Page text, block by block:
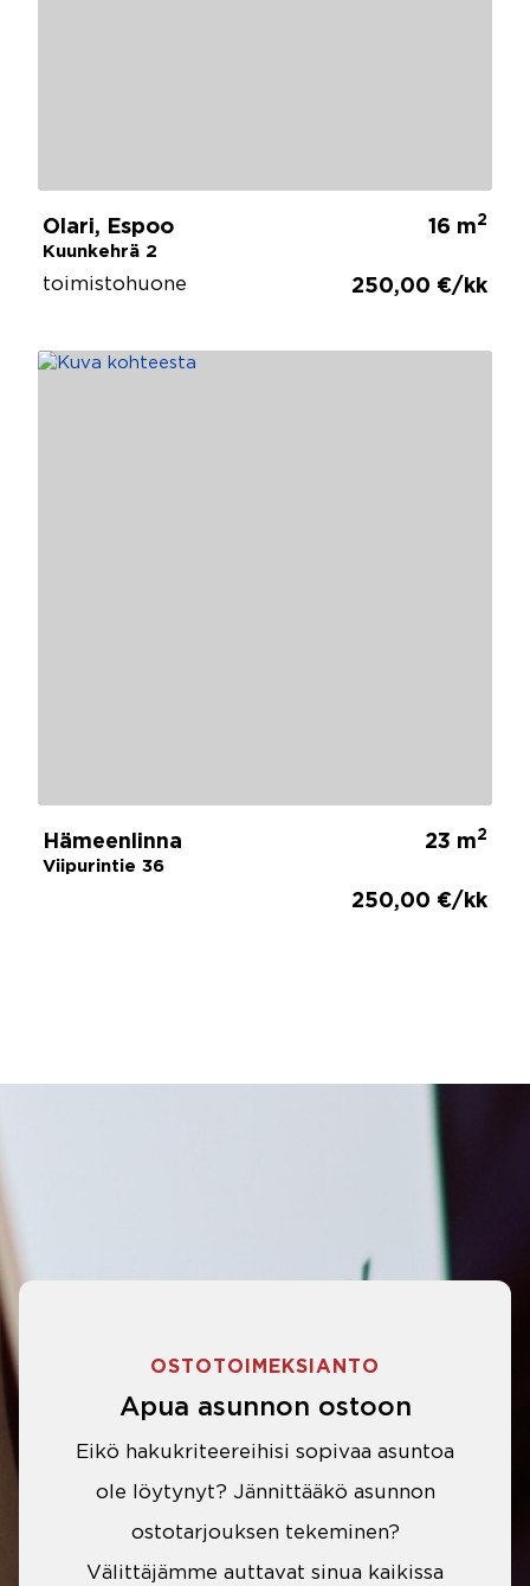
Olari, Espoo
Kuunkehrä 2
16 m2
toimistohuone 250,00 €/kk
Hämeenlinna
Viipurintie 36
23 m2
250,00 €/kk
OSTOTOIMEKSIANTO
Apua asunnon ostoon
Eikö hakukriteereihisi sopivaa asuntoa
ole löytynyt? Jännittääkö asunnon
ostotarjouksen tekeminen?
Välittäjämme auttavat sinua kaikissa